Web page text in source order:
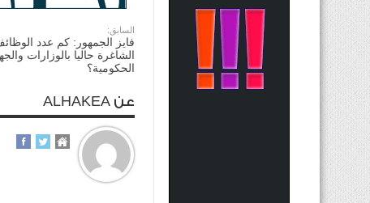
السابق:
فايز الجمهور: كم عدد
الشاغرة حاليا بالوزارات
الحكومية؟
عن ALHAKEA